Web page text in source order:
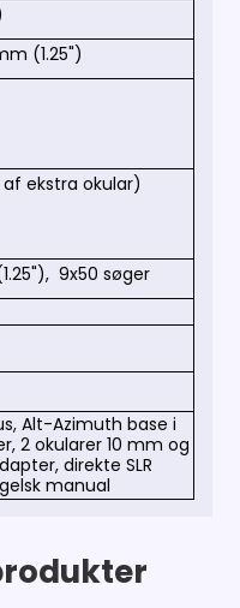
(1.25")
ekstra okular)
9x50 søger
Alt-Azimuth base i
2 okularer 10 mm og
direkte SLR
manual